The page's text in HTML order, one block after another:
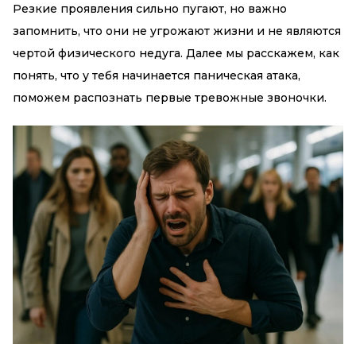
Резкие проявления сильно пугают, но важно
запомнить, что они не угрожают жизни и не являются
чертой физического недуга. Далее мы расскажем, как
понять, что у тебя начинается паническая атака,
поможем распознать первые тревожные звоночки.